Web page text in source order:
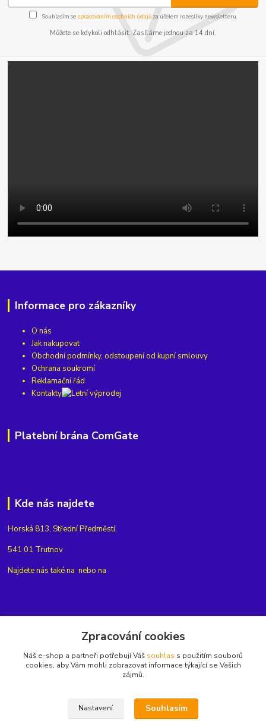
Souhlasím se zpracováním osobních údajůza účelem rozesílky newsletteru.
Můžete se kdykoli odhlásit. Zasíláme jednou za 14 dní.
Informace pro zákazníky
O nás
Jak nakupovat
Obchodní podmínky, odstoupení od kupní smlouvy
Ochrana soukromí
Reklamační řád
Kontakty
Platební brána ComGate
Kde nás najdete
Horská 813, Střední Předměstí,
541 01 Trutnov
Najdete nás také na nebo na
+420775654704
Zpracování cookies
Náš e-shop a partneři potřebují Váš souhlas s použitím souborů
cookies, aby Vám mohli zobrazovat informace týkající se Vašich
zájmů.
Nastavení Souhlasím